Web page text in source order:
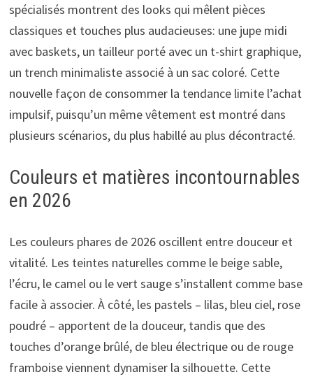
spécialisés montrent des looks qui mêlent pièces
classiques et touches plus audacieuses: une jupe midi
avec baskets, un tailleur porté avec un t-shirt graphique,
un trench minimaliste associé à un sac coloré. Cette
nouvelle façon de consommer la tendance limite l’achat
impulsif, puisqu’un même vêtement est montré dans
plusieurs scénarios, du plus habillé au plus décontracté.
Couleurs et matières incontournables
en 2026
Les couleurs phares de 2026 oscillent entre douceur et
vitalité. Les teintes naturelles comme le beige sable,
l’écru, le camel ou le vert sauge s’installent comme base
facile à associer. À côté, les pastels – lilas, bleu ciel, rose
poudré – apportent de la douceur, tandis que des
touches d’orange brûlé, de bleu électrique ou de rouge
framboise viennent dynamiser la silhouette. Cette